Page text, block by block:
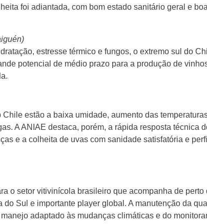
foi adiantada, com bom estado sanitário geral e
estresse térmico e fungos, o extremo sul do
potencial de médio prazo para a produção de
estão a baixa umidade, aumento das
A ANIAE destaca, porém, a rápida resposta técnica
e a colheita de uvas com sanidade satisfatória e
o setor vitivinícola brasileiro que acompanha de
Sul e importante player global. A manutenção da
adaptado às mudanças climáticas e do